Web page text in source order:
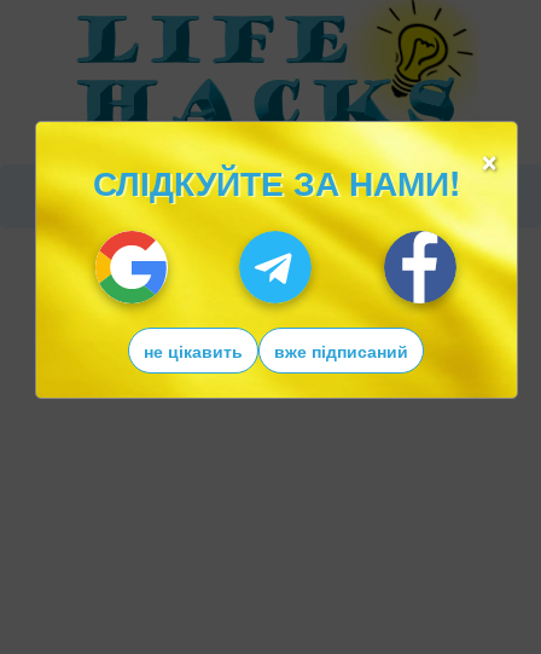
×
СЛІДКУЙТЕ ЗА НАМИ!
не цікавить вже підписаний